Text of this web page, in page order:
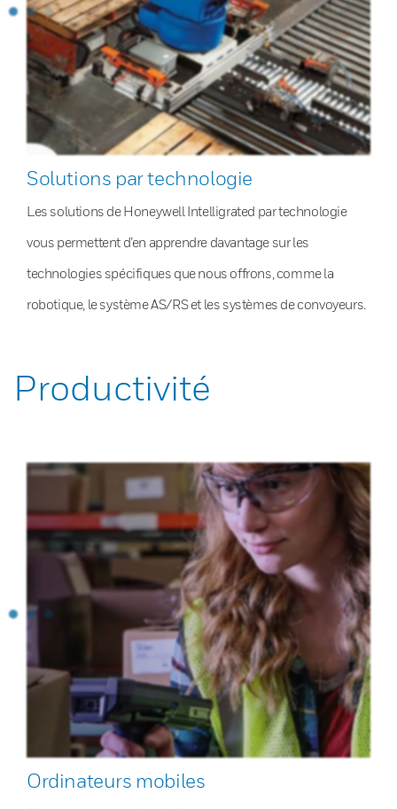
Solutions par technologie
Les solutions de Honeywell Intelligrated par technologie
vous permettent d’en apprendre davantage sur les
technologies spécifiques que nous offrons, comme la
robotique, le système AS/RS et les systèmes de convoyeurs.
Productivité
Ordinateurs mobiles